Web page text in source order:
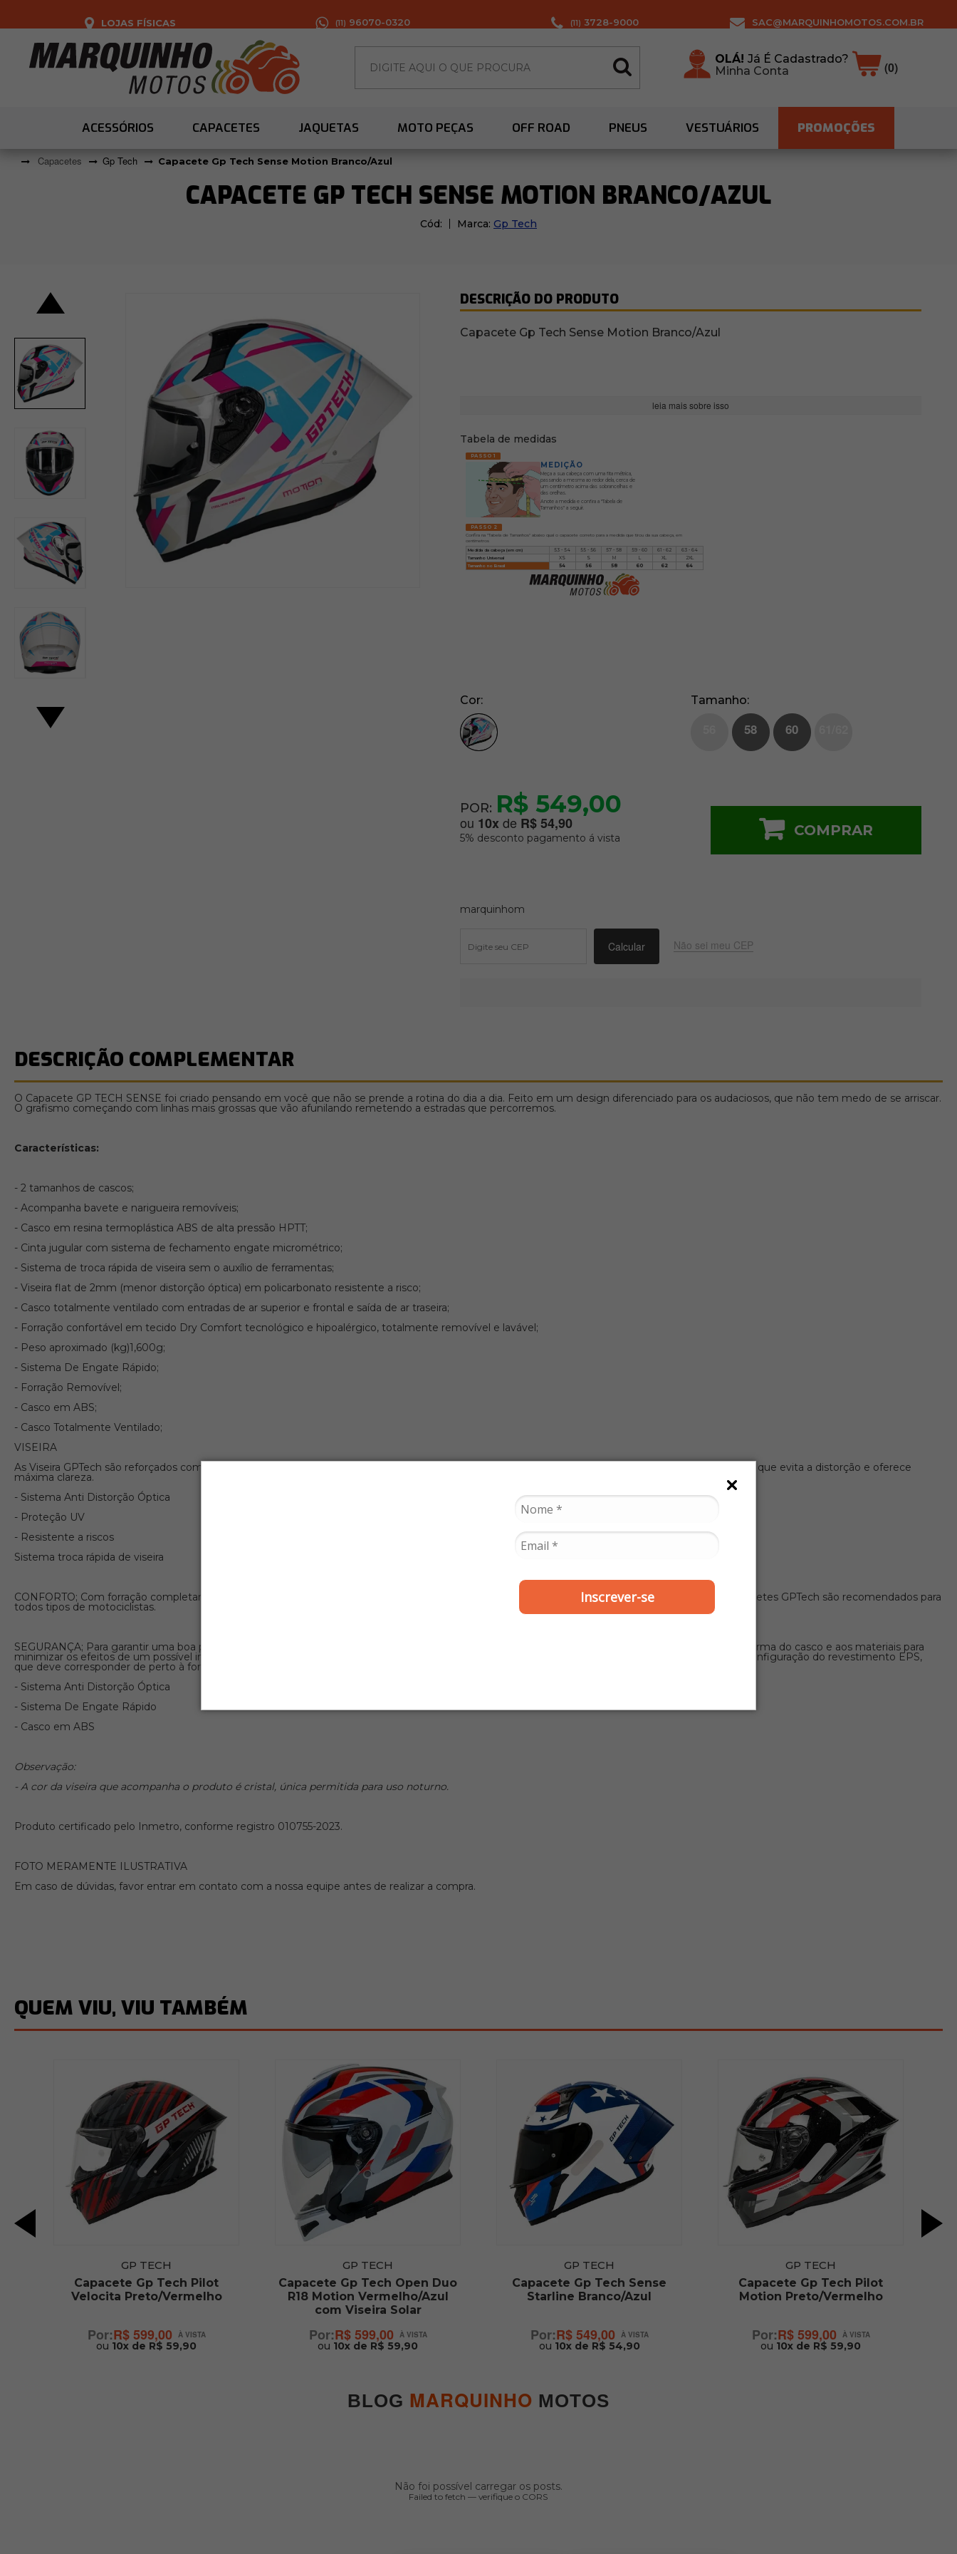
Inscrever-se
LOJAS FÍSICAS (11) 96070-0320 (11) 3728-9000 SAC@MARQUINHOMOTOS.COM.BR
OLÁ!Já É Cadastrado?
Minha Conta
(0)
ACESSÓRIOS CAPACETES JAQUETAS MOTO PEÇAS OFF ROAD PNEUS VESTUÁRIOS PROMOÇÕES
Capacetes Gp Tech Capacete Gp Tech Sense Motion Branco/Azul
CAPACETE GP TECH SENSE MOTION BRANCO/AZUL
Cód: Marca: Gp Tech
DESCRIÇÃO DO PRODUTO
Capacete Gp Tech Sense Motion Branco/Azul
leia mais sobre isso
Tabela de medidas
PASSO 1
MEDIÇÃO
Meça a sua cabeça com uma fita métrica,
passando a mesma ao redor dela, cerca de
um centímetro acima das sobrancelhas e
das orelhas.
Anote a medida e confira a "Tabela de
Tamanhos" a seguir.
PASSO 2
Confira na "Tabela de Tamanhos" abaixo qual o capacete correto para a medida que tirou da sua cabeça, em
centímetros
Medida da cabeça (em cm)
53 - 54 55 - 56 57 - 58 59 - 60 61 - 62
63 - 64
Tamanho Universal
XS S M L XL
2XL
Tamanho no Brasil
54 56 58 60 62 64
Cor Tamanho
58 60
POR: R$ 549,00
ou 10xde R$ 54,90
5% desconto pagamento á vista COMPRAR
marquinhom
Não sei meu CEP
DESCRIÇÃO COMPLEMENTAR
O Capacete GP TECH SENSE foi criado pensando em você que não se prende a rotina do dia a dia. Feito em um design diferenciado para os audaciosos, que não tem medo de se arriscar.
O grafismo começando com linhas mais grossas que vão afunilando remetendo a estradas que percorremos.
Características:
- 2 tamanhos de cascos;
- Acompanha bavete e narigueira removíveis;
- Casco em resina termoplástica ABS de alta pressão HPTT;
- Cinta jugular com sistema de fechamento engate micrométrico;
- Sistema de troca rápida de viseira sem o auxílio de ferramentas;
- Viseira flat de 2mm (menor distorção óptica) em policarbonato resistente a risco;
- Casco totalmente ventilado com entradas de ar superior e frontal e saída de ar traseira;
- Forração confortável em tecido Dry Comfort tecnológico e hipoalérgico, totalmente removível e lavável;
- Peso aproximado (kg)1,600g;
- Sistema De Engate Rápido;
- Forração Removível;
- Casco em ABS;
- Casco Totalmente Ventilado;
VISEIRA
As Viseira GPTech são reforçados com Policarbonato 3D “A Class” Opticamente Correto, um polímero da era espacial com alta resistência ao impacto, que evita a distorção e oferece
máxima clareza.
- Sistema Anti Distorção Óptica
- Proteção UV
- Resistente a riscos
Sistema troca rápida de viseira
CONFORTO; Com forração completamente confortável em tecido Dry Confort tecnológico e antialérgico totalmente removíveis e laváveis. Os capacetes GPTech são recomendados para
todos tipos de motociclistas.
SEGURANÇA; Para garantir uma boa proteção, o capacete deve caber perfeitamente em sua cabeça, atenção especial deve ser dada ao design da forma do casco e aos materiais para
minimizar os efeitos de um possível impacto. É fundamental obter um encaixe perfeito na sua cabeça de fora para dentro, assim como a concha, a configuração do revestimento EPS,
que deve corresponder de perto à forma da cabeça humana.
- Sistema Anti Distorção Óptica
- Sistema De Engate Rápido
- Casco em ABS
Observação:
- A cor da viseira que acompanha o produto é cristal, única permitida para uso noturno.
Produto certificado pelo Inmetro, conforme registro 010755-2023.
FOTO MERAMENTE ILUSTRATIVA
Em caso de dúvidas, favor entrar em contato com a nossa equipe antes de realizar a compra.
QUEM VIU, VIU TAMBÉM
GP TECH
Capacete Gp Tech Pilot
Velocita Preto/Vermelho
R$ 599,00
ou 10x de R$ 59,90
GP TECH
Capacete Gp Tech Open Duo
R18 Motion Vermelho/Azul
com Viseira Solar
R$ 599,00
ou 10x de R$ 59,90
GP TECH
Capacete Gp Tech Sense
Starline Branco/Azul
R$ 549,00
ou 10x de R$ 54,90
GP TECH
Capacete Gp Tech Pilot
Motion Preto/Vermelho
R$ 599,00
ou 10x de R$ 59,90
BLOG MARQUINHO MOTOS
Não foi possível carregar os posts.
Failed to fetch — verifique o CORS